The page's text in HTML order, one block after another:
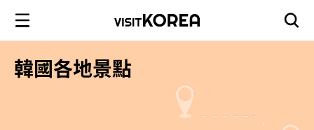
韓國各地景點